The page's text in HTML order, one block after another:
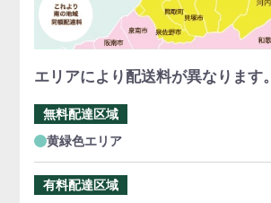
エリアにより配送料が異なります。
無料配達区域
黄緑色エリア
有料配達区域